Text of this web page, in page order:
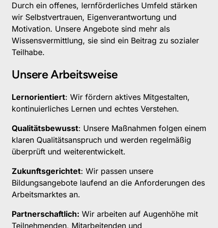
Durch ein offenes, lernförderliches Umfeld stärken
wir Selbstvertrauen, Eigenverantwortung und
Motivation. Unsere Angebote sind mehr als
Wissensvermittlung, sie sind ein Beitrag zu sozialer
Teilhabe.
Unsere Arbeitsweise
Lernorientiert: Wir fördern aktives Mitgestalten,
kontinuierliches Lernen und echtes Verstehen.
Qualitätsbewusst: Unsere Maßnahmen folgen einem
klaren Qualitätsanspruch und werden regelmäßig
überprüft und weiterentwickelt.
Zukunftsgerichtet: Wir passen unsere
Bildungsangebote laufend an die Anforderungen des
Arbeitsmarktes an.
Partnerschaftlich: Wir arbeiten auf Augenhöhe mit
Teilnehmenden, Mitarbeitenden und